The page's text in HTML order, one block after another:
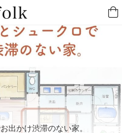
出かけ渋滞のない家。